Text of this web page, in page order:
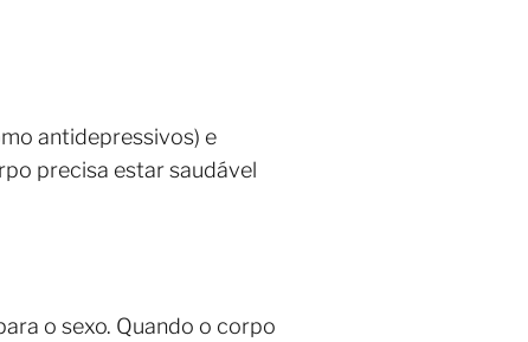
antidepressivos) e
precisa estar saudável
o sexo. Quando o corpo